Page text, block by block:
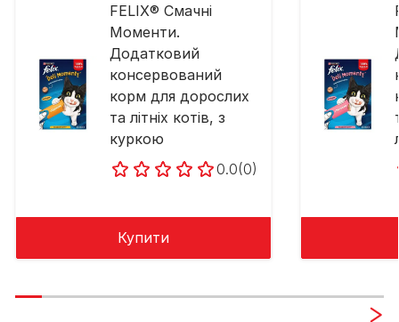
FELIX® Смачні
Моменти.
Додатковий
консервований
корм для дорослих
та літніх котів, з
куркою
0.0(0)
Купити